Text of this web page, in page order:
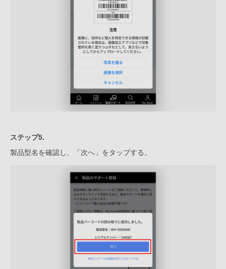
ステップ5.
製品型名を確認し、「次へ」をタップする。